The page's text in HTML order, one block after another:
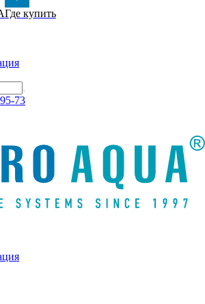
Где купить
73